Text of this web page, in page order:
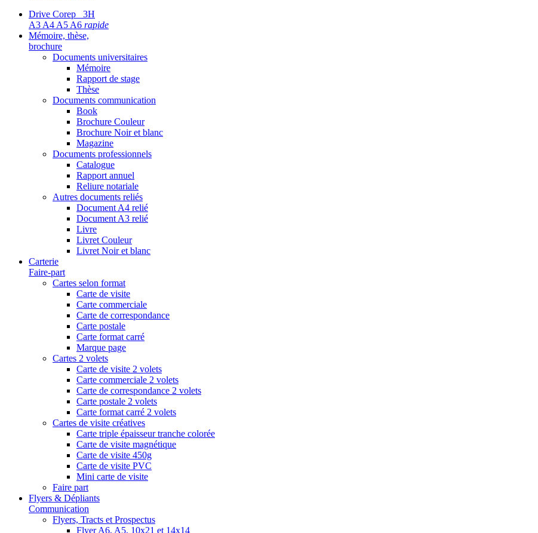
Drive Corep 3H
A3 A4 A5 A6 rapide
Mémoire, thèse,
brochure
Documents universitaires
Mémoire
Rapport de stage
Thèse
Documents communication
Book
Brochure Couleur
Brochure Noir et blanc
Magazine
Documents professionnels
Catalogue
Rapport annuel
Reliure notariale
Autres documents reliés
Document A4 relié
Document A3 relié
Livre
Livret Couleur
Livret Noir et blanc
Carterie
Faire-part
Cartes selon format
Carte de visite
Carte commerciale
Carte de correspondance
Carte postale
Carte format carré
Marque page
Cartes 2 volets
Carte de visite 2 volets
Carte commerciale 2 volets
Carte de correspondance 2 volets
Carte postale 2 volets
Carte format carré 2 volets
Cartes de visite créatives
Carte triple épaisseur tranche colorée
Carte de visite magnétique
Carte de visite 450g
Carte de visite PVC
Mini carte de visite
Faire part
Flyers & Dépliants
Communication
Flyers, Tracts et Prospectus
Flyer A6, A5, 10x21 et 14x14